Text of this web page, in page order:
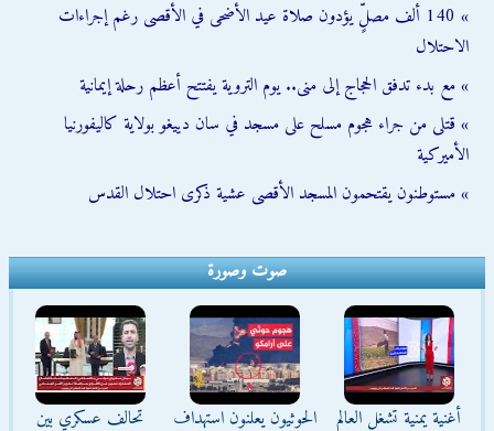
» 140 ألف مصلٍّ يؤدون صلاة عيد الأضحى في الأقصى رغم إجراءات
الاحتلال
» مع بدء تدفق الحجاج إلى منى.. يوم التروية يفتتح أعظم رحلة إيمانية
» قتلى من جراء هجوم مسلح على مسجد في سان دييغو بولاية كاليفورنيا
الأميركية
» مستوطنون يقتحمون المسجد الأقصى عشية ذكرى احتلال القدس
صوت وصورة
أغنية يمنية تشغل العالم
الحوثيون يعلنون استهداف
تحالف عسكري بين